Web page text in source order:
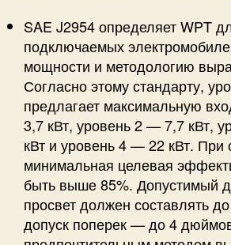
SAE J2954 определяет WPT
подключаемых
мощности и методологию
Согласно этому стандарту,
предлагает максимальную
3,7 кВт, уровень 2 — 7,7 кВт,
кВт и уровень 4 — 22 кВт. При
минимальная целевая
быть выше 85%. Допустимый
просвет должен составлять
допуск поперек — до 4